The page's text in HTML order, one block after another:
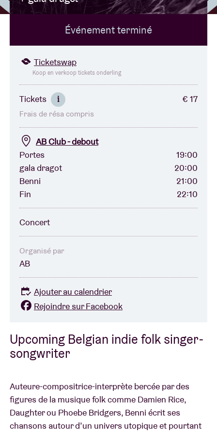
Location de salles
BRDCST
Chèque-concert
À propos de l'AB
Contact
Upcoming Belgian indie folk singer-
songwriter
Auteure-compositrice-interprète bercée par des
figures de la musique folk comme Damien Rice,
Daughter ou Phoebe Bridgers, Benni écrit ses
chansons autour d’un univers utopique et pourtant
Événement terminé
Ticketswap
Koop en verkoop tickets onderling
Tickets i € 17
Frais de résa compris
AB Club - debout
Portes
19:00
gala dragot
20:00
Benni
21:00
Fin
22:10
Concert
Organisé par
AB
Ajouter au calendrier
Rejoindre sur Facebook